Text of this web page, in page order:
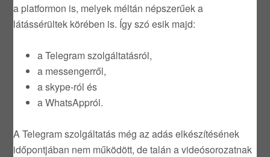
a platformon is, melyek méltán népszerűek a
látássérültek körében is. Így szó esik majd:
a Telegram szolgáltatásról,
a messengerről,
a skype-ról és
a WhatsAppról.
A Telegram szolgáltatás még az adás elkészítésének
időpontjában nem működött, de talán a videósorozatnak